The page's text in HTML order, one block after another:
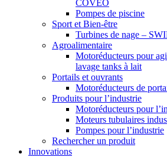
COVEO
Pompes de piscine
Sport et Bien-être
Turbines de nage –
Agroalimentaire
Motoréducteurs pour
lavage tanks à lait
Portails et ouvrants
Motoréducteurs de
Produits pour l’industrie
Motoréducteurs pour
Moteurs tubulaires
Pompes pour l’industrie
Rechercher un produit
Innovations